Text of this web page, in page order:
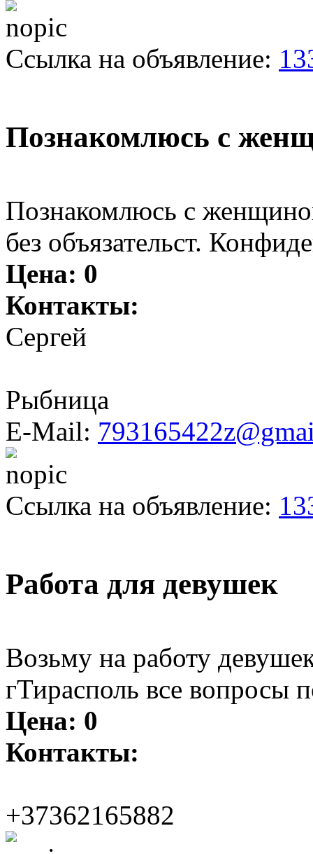
Ссылка на объявление:
Познакомлюсь с
Познакомлюсь с
без объязательст.
Цена: 0
Контакты:
Сергей
Рыбница
E-Mail:
Ссылка на объявление:
Работа для девушек
Возьму на работу
гТирасполь все вопросы
Цена: 0
Контакты:
+37362165882